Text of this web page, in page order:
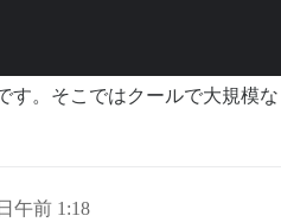
。そこではクールで大規模
午前 1:18